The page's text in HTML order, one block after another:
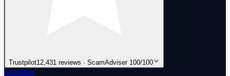
Trustpilot12,431 reviews · ScamAdviser 100/100
Excellent